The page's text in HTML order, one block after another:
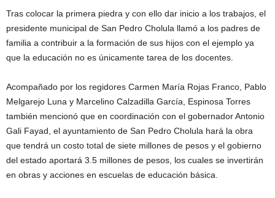
Tras colocar la primera piedra y con ello dar inicio a los trabajos, el
presidente municipal de San Pedro Cholula llamó a los padres de
familia a contribuir a la formación de sus hijos con el ejemplo ya
que la educación no es únicamente tarea de los docentes.
Acompañado por los regidores Carmen María Rojas Franco, Pablo
Melgarejo Luna y Marcelino Calzadilla García, Espinosa Torres
también mencionó que en coordinación con el gobernador Antonio
Gali Fayad, el ayuntamiento de San Pedro Cholula hará la obra
que tendrá un costo total de siete millones de pesos y el gobierno
del estado aportará 3.5 millones de pesos, los cuales se invertirán
en obras y acciones en escuelas de educación básica.